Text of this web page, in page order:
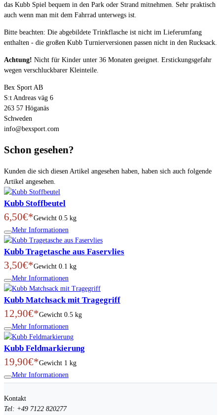
das Kubb Spiel bequem in den Park oder Strand mitnehmen. Sehr praktisch
auch wenn man mit dem Fahrrad unterwegs ist.
Bitte beachten: Die abgebildete Trinkflasche ist nicht im Lieferumfang
enthalten - die großen Kubb Turnierversionen passen nicht in den Rucksack.
Achtung! Nicht für Kinder unter 36 Monaten geeignet. Erstickungsgefahr
wegen verschluckbarer Kleinteile.
Bex Sport AB
S:t Andreas väg 6
263 57 Höganäs
Schweden
info@bexsport.com
Schon gesehen?
Kunden die sich diesen Artikel angesehen haben, haben sich auch folgende
Artikel angesehen.
Kubb Stoffbeutel
6,50€*Gewicht 0.5 kg
Mehr Informationen
Kubb Tragetasche aus Faservlies
3,50€*Gewicht 0.1 kg
Mehr Informationen
Kubb Matchsack mit Tragegriff
12,90€*Gewicht 0.5 kg
Mehr Informationen
Kubb Feldmarkierung
19,90€*Gewicht 1 kg
Mehr Informationen
Kontakt
Tel: +49 7122 820277